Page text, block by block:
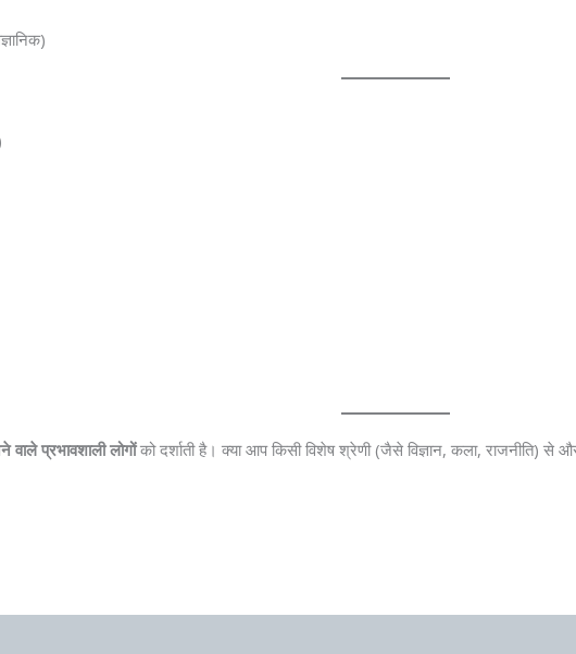
वाले प्रभावशाली लोगोंको दर्शाती है। क्या आप किसी विशेष श्रेणी (जैसे विज्ञान, कला, राजनीति) से